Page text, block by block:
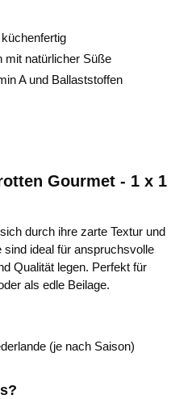
mit natürlicher Süße
A und Ballaststoffen
Gourmet - 1 x 1
durch ihre zarte Textur und
ideal für anspruchsvolle
Qualität legen. Perfekt für
als edle Beilage.
(je nach Saison)